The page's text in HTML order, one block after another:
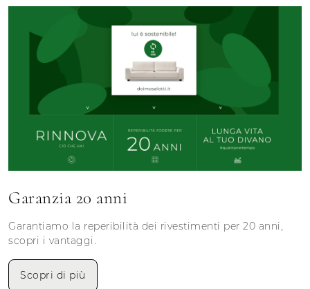
Garanzia 20 anni
Garantiamo la reperibilità dei rivestimenti per 20 anni,
scopri i vantaggi.
Scopri di più